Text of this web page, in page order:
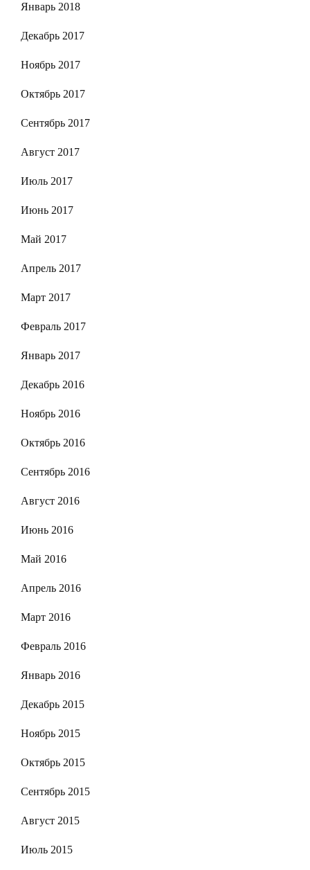
Январь 2018
Декабрь 2017
Ноябрь 2017
Октябрь 2017
Сентябрь 2017
Август 2017
Июль 2017
Июнь 2017
Май 2017
Апрель 2017
Март 2017
Февраль 2017
Январь 2017
Декабрь 2016
Ноябрь 2016
Октябрь 2016
Сентябрь 2016
Август 2016
Июнь 2016
Май 2016
Апрель 2016
Март 2016
Февраль 2016
Январь 2016
Декабрь 2015
Ноябрь 2015
Октябрь 2015
Сентябрь 2015
Август 2015
Июль 2015